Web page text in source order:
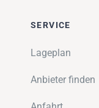
SERVICE
Lageplan
Anbieter finden